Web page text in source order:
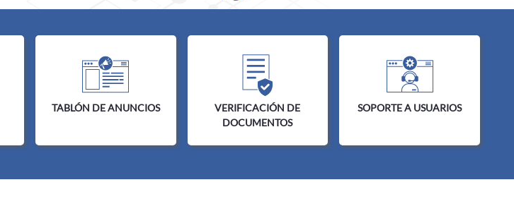
TABLÓN DE ANUNCIOS
VERIFICACIÓN DE
DOCUMENTOS
SOPORTE A USUARIOS